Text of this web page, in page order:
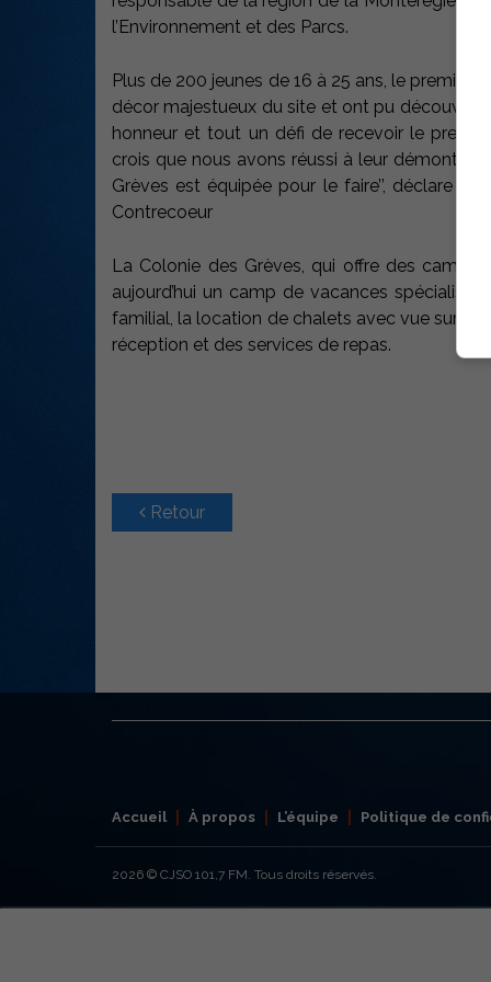
l’Environnement et des Parcs.
Plus de 200 jeunes de 16 à 25 ans, le
décor majestueux du site et ont pu découvrir la
honneur et tout un défi de recevoir le
crois que nous avons réussi à leur démontrer
Grèves est équipée pour le faire’’, déclare
Contrecoeur
La Colonie des Grèves, qui offre des camps
aujourd’hui un camp de vacances
familial, la location de chalets avec vue sur le
réception et des services de repas.
Retour
Accueil À propos L’équipe Politique de
2026 © CJSO 101,7 FM. Tous droits réservés.